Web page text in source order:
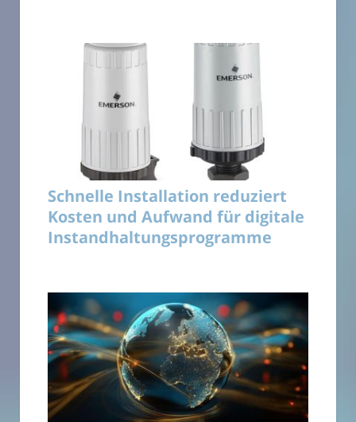
Schnelle Installation reduziert
Kosten und Aufwand für digitale
Instandhaltungsprogramme